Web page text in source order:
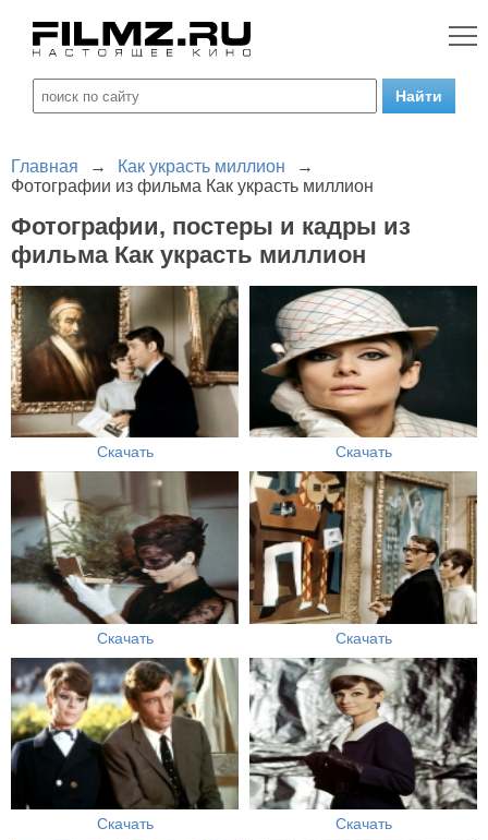
Главная → Как украсть миллион
→
Фотографии из фильма Как украсть миллион
Фотографии, постеры и кадры из
фильма Как украсть миллион
Скачать Скачать
Скачать Скачать
Скачать Скачать